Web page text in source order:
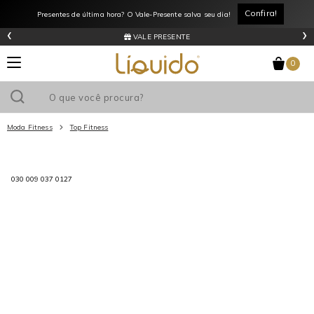
Presentes de última hora? O Vale-Presente salva seu dia! Confira!
VALE PRESENTE
‹ ›
0
Moda Fitness Top Fitness
030 009 037 0127